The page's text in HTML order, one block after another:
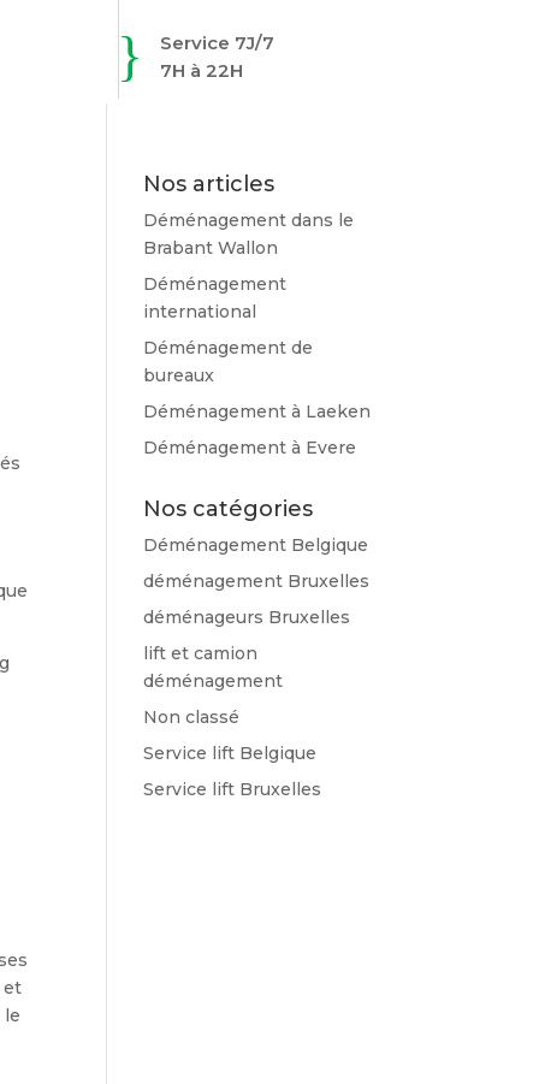
}
Service 7J/7
7H à 22H
et
le
Nos articles
Déménagement dans le
Brabant Wallon
Déménagement
international
Déménagement de
bureaux
Déménagement à Laeken
Déménagement à Evere
Nos catégories
Déménagement Belgique
déménagement Bruxelles
déménageurs Bruxelles
lift et camion
déménagement
Non classé
Service lift Belgique
Service lift Bruxelles